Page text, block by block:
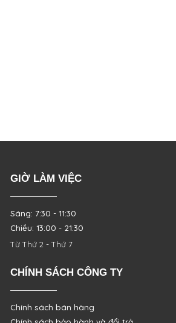
GIỜ LÀM VIỆC
Sáng: 7:30 - 11:30
Chiều: 13:00 - 21:30
Từ Thứ 2 - Thứ 7
CHÍNH SÁCH CÔNG TY
Chính sách bán hàng